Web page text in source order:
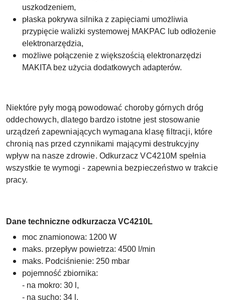
uszkodzeniem,
płaska pokrywa silnika z zapięciami umożliwia
przypięcie walizki systemowej MAKPAC lub odłożenie
elektronarzędzia,
możliwe połączenie z większością elektronarzędzi
MAKITA bez użycia dodatkowych adapterów.
Niektóre pyły mogą powodować choroby górnych dróg
oddechowych, dlatego bardzo istotne jest stosowanie
urządzeń zapewniających wymagana klasę filtracji, które
chronią nas przed czynnikami mającymi destrukcyjny
wpływ na nasze zdrowie. Odkurzacz VC4210M spełnia
wszystkie te wymogi - zapewnia bezpieczeństwo w trakcie
pracy.
Dane techniczne odkurzacza VC4210L
moc znamionowa: 1200 W
maks. przepływ powietrza: 4500 l/min
maks. Podciśnienie: 250 mbar
pojemność zbiornika:
- na mokro: 30 l,
- na sucho: 34 l,